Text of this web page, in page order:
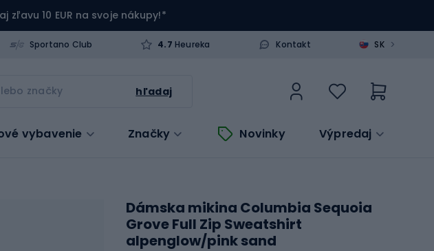
10 EUR na svoje nákupy!*
Sportano Club 4.7 Heureka Kontakt SK >
hľadaj
vybavenie Značky Novinky Výpredaj
Dámska mikina Columbia Sequoia
Grove Full Zip Sweatshirt
alpenglow/pink sand